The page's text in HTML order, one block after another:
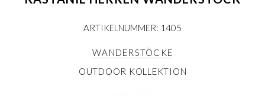
ARTIKELNUMMER: 1405
WANDERSTÖCKE
OUTDOOR KOLLEKTION